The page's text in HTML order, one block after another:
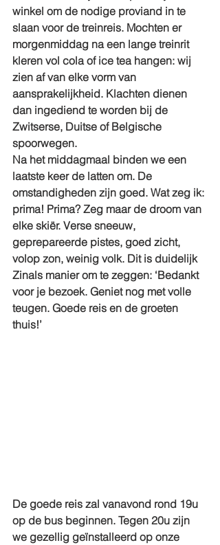
winkel om de nodige proviand in te
slaan voor de treinreis. Mochten er
morgenmiddag na een lange treinrit
kleren vol cola of ice tea hangen: wij
zien af van elke vorm van
aansprakelijkheid. Klachten dienen
dan ingediend te worden bij de
Zwitserse, Duitse of Belgische
spoorwegen.
Na het middagmaal binden we een
laatste keer de latten om. De
omstandigheden zijn goed. Wat zeg ik:
prima! Prima? Zeg maar de droom van
elke skiër. Verse sneeuw,
geprepareerde pistes, goed zicht,
volop zon, weinig volk. Dit is duidelijk
Zinals manier om te zeggen: ‘Bedankt
voor je bezoek. Geniet nog met volle
teugen. Goede reis en de groeten
thuis!’
De goede reis zal vanavond rond 19u
op de bus beginnen. Tegen 20u zijn
we gezellig geïnstalleerd op onze